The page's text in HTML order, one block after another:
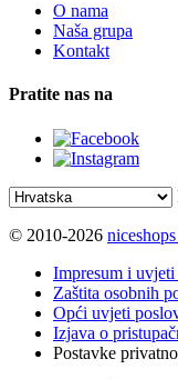
O nama
Naša grupa
Kontakt
Pratite nas na
© 2010-2026
Impresum i uvjeti
Zaštita osobnih
Opći uvjeti
Izjava o
Postavke